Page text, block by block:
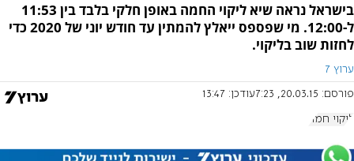
בישראל נראה שיא ליקוי החמה באופן חלקי בלבד בין 11:53
ל-12:00. מי שפספס ייאלץ להמתין עד חודש יוני של 2020 כדי
לחזות שוב בליקוי.
ערוץ 7
פורסם: 20.03.15, 7:23 עודכן: 13:47
ליקוי חמה